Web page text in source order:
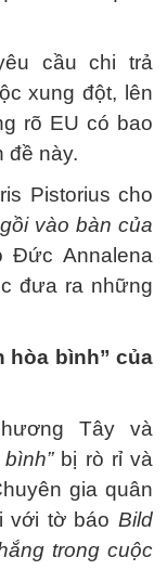
cầu chi trả
xung đột, lên
rõ EU có bao
đề này.
Pistorius cho
vào bàn của
Đức Annalena
đưa ra những
hòa bình” của
Tây và
bị rò rỉ và
gia quân
với tờ báo Bild
trong cuộc